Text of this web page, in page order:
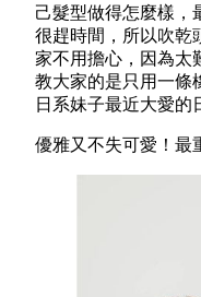
己髮型做得怎麼樣，
很趕時間，所以吹乾
家不用擔心，因為太
教大家的是只用一條
日系妹子最近大愛的
優雅又不失可愛！最